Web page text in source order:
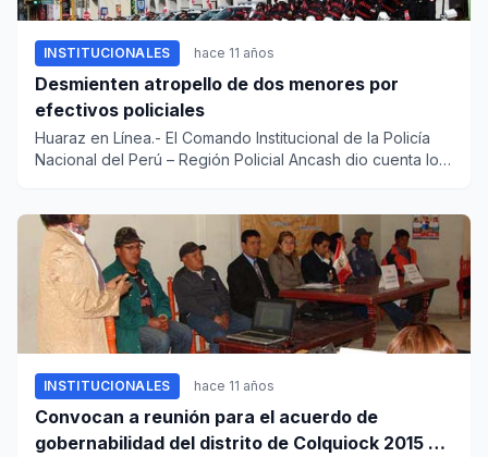
INSTITUCIONALES hace 11 años
Desmienten atropello de dos menores por
efectivos policiales
Huaraz en Línea.- El Comando Institucional de la Policía
Nacional del Perú – Región Policial Ancash dio cuenta los
INSTITUCIONALES hace 11 años
Convocan a reunión para el acuerdo de
gobernabilidad del distrito de Colquiock 2015 –